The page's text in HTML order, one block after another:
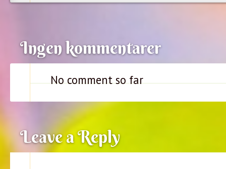
Ingen kommentarer
No comment so far
Leave a Reply